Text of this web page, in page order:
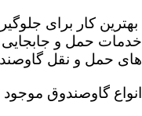
بهترین کار برای
خدمات حمل و
های حمل و نقل
انواع گاوصندوق